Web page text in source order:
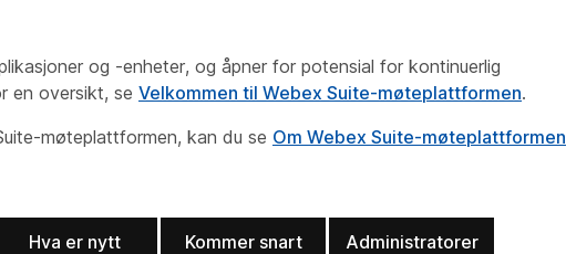
og -enheter, og åpner for potensial for kontinuerlig
en oversikt, se Velkommen til Webex Suite-møteplattformen.
møteplattformen, kan du se Om Webex Suite-møteplattformen
Hva er nytt Kommer snart Administratorer